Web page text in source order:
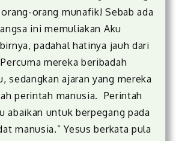
orang munafik! Sebab ada
ini memuliakan Aku
padahal hatinya jauh dari
mereka beribadah
sedangkan ajaran yang mereka
perintah manusia. Perintah
abaikan untuk berpegang pada
manusia.” Yesus berkata pula